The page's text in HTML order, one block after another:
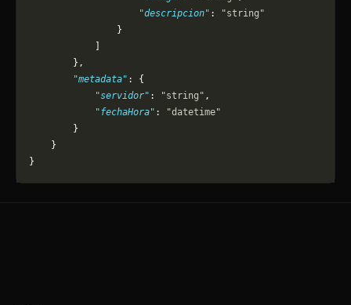
                    "descripcion"
:
"string"
                }
        },
        "metadata"
: {
            "servidor"
: "string" ,
            "fechaHora"
:
"datetime"
        }
    }
}